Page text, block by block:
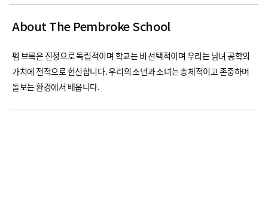
About The Pembroke School
펨 브룩은 진정으로 독립적이며 학교는 비 선택적이며 우리는 남녀 공학의
가치에 전적으로 헌신합니다. 우리의 소년과 소녀는 총체적이고 존중하며
돌보는 환경에서 배웁니다.